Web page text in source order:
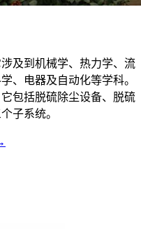
及到机械学、热力学、流
、电器及自动化等学科。
包括脱硫除尘设备、脱硫
子系统。